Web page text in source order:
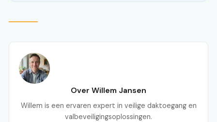
Over Willem Jansen
Willem is een ervaren expert in veilige daktoegang en
valbeveiligingsoplossingen.